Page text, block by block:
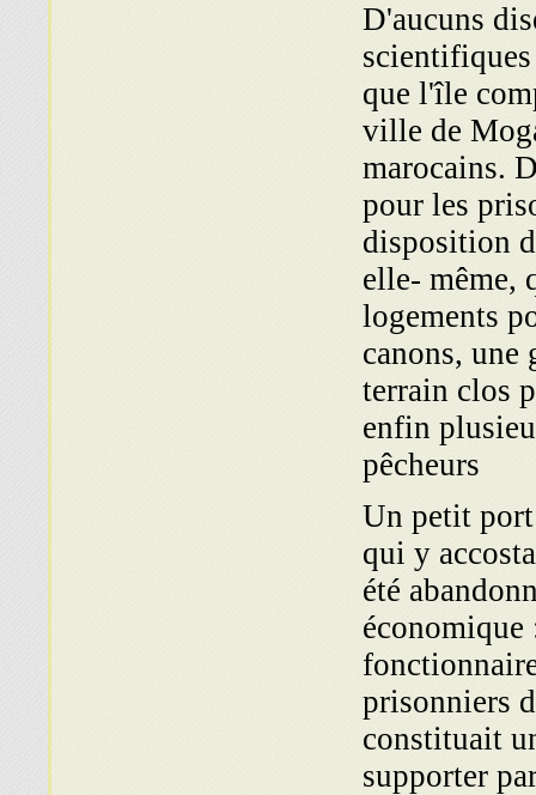
D'aucuns
que l'île
ville de
marocains.
pour les
disposition
elle- même,
logements
canons, une
terrain clos
enfin
pêcheurs
Un petit port
qui y
été
économique
prisonniers
constituait
supporter